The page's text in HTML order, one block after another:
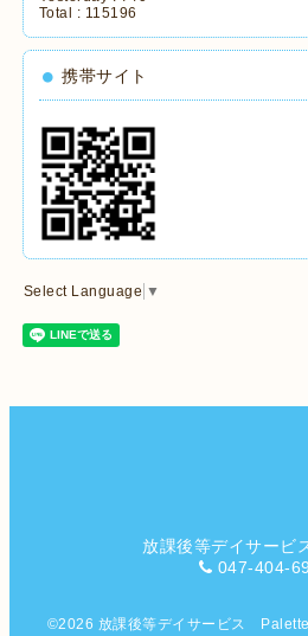
Total : 115196
携帯サイト
Select Language ▼
放課後等デイサー
047-404-
©2026 放課後等デイサービス Palette